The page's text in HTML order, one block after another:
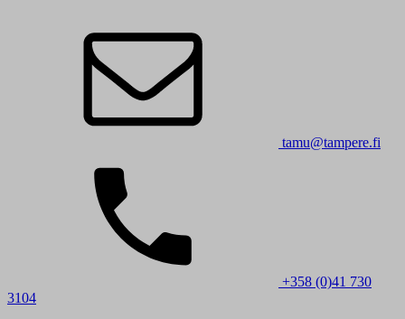
tamu@tampere.fi
+358 (0)41 730
3104